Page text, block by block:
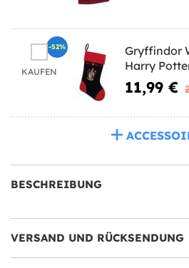
KAUFEN
Gryffindor
Harry
11,99 €
-52%
BESCHREIBUNG
VERSAND UND RÜCKSENDUNG